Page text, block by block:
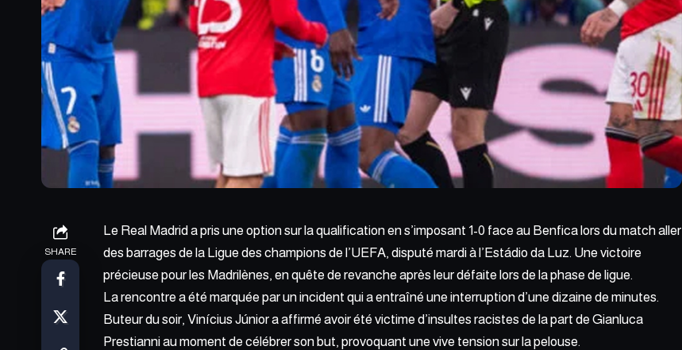
SHARE
Le Real Madrid a pris une option sur la qualification ens’imposant 1-0 face au Benficalors du match aller
des barrages de la Ligue des champions de l’UEFA, disputé mardi à l’Estádio da Luz. Une victoire
précieuse pour les Madrilènes, en quête de revanche après leur défaite lors de la phase de ligue.
La rencontre a été marquée par un incident qui aentraîné une interruptiond’une dizaine de minutes.
Buteur du soir, Vinícius Júnior a affirmé avoir été victime d’insultes racistes de la part de Gianluca
Prestianni au moment de célébrer son but, provoquant une vive tension sur la pelouse.